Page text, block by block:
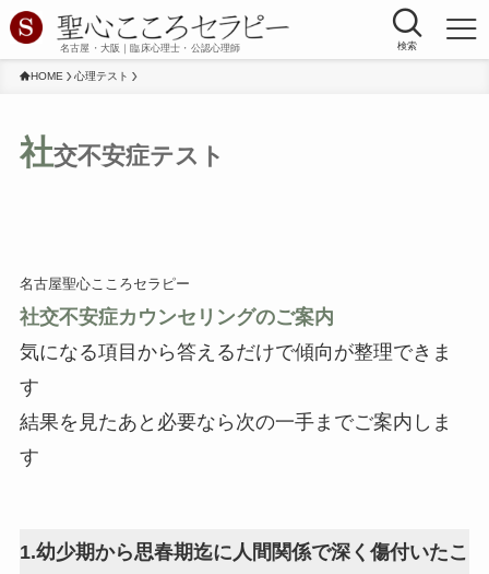
名古屋・大阪｜臨床心理士・公認心理師 検索
HOME 心理テスト
社交不安症テスト
名古屋聖心こころセラピー
社交不安症カウンセリングのご案内
気になる項目から答えるだけで傾向が整理できま
す
結果を見たあと必要なら次の一手までご案内しま
す
1.幼少期から思春期迄に人間関係で深く傷付いたこ